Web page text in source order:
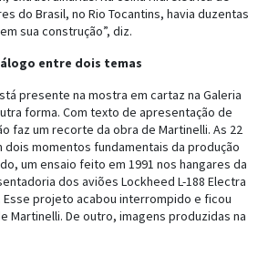
do Brasil, no Rio Tocantins, havia duzentas
sua construção”, diz.
entre dois temas
presente na mostra em cartaz na Galeria
forma. Com texto de apresentação de
faz um recorte da obra de Martinelli. As 22
momentos fundamentais da produção
um ensaio feito em 1991 nos hangares da
dos aviões Lockheed L-188 Electra
Esse projeto acabou interrompido e ficou
Martinelli. De outro, imagens produzidas na